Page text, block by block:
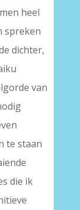
heel
spreken
dichter,
van
te staan
die ik